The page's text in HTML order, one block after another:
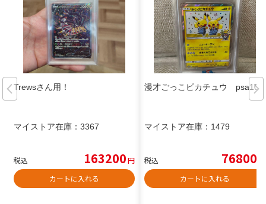
Trewsさん用！
マイストア在庫： 3367
税込 163200円
カートに入れる
漫才ごっこピカチュウ psa10
マイストア在庫： 1479
税込 76800
カートに入れる